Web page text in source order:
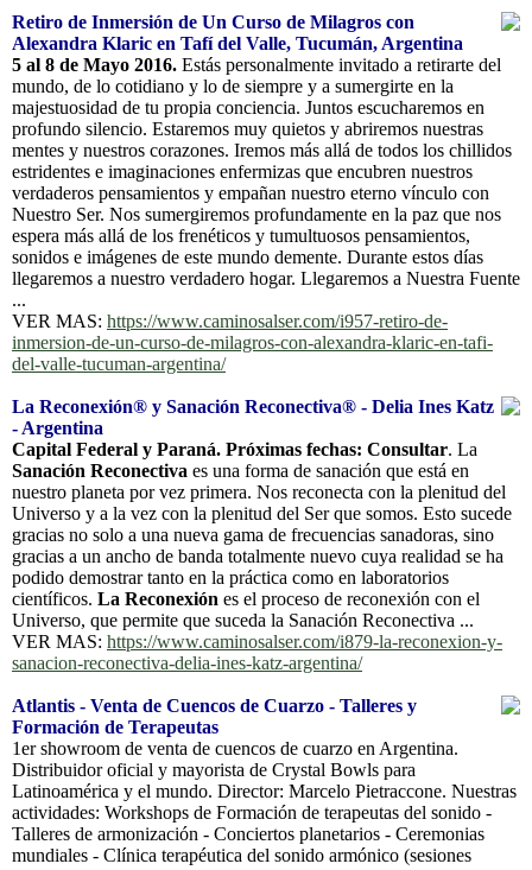
Retiro de Inmersión de Un Curso de Milagros con
Alexandra Klaric en Tafí del Valle, Tucumán, Argentina
5 al 8 de Mayo 2016. Estás personalmente invitado a retirarte del
mundo, de lo cotidiano y lo de siempre y a sumergirte en la
majestuosidad de tu propia conciencia. Juntos escucharemos en
profundo silencio. Estaremos muy quietos y abriremos nuestras
mentes y nuestros corazones. Iremos más allá de todos los chillidos
estridentes e imaginaciones enfermizas que encubren nuestros
verdaderos pensamientos y empañan nuestro eterno vínculo con
Nuestro Ser. Nos sumergiremos profundamente en la paz que nos
espera más allá de los frenéticos y tumultuosos pensamientos,
sonidos e imágenes de este mundo demente. Durante estos días
llegaremos a nuestro verdadero hogar. Llegaremos a Nuestra Fuente
...
VER MAS: https://www.caminosalser.com/i957-retiro-de-
inmersion-de-un-curso-de-milagros-con-alexandra-klaric-en-tafi-
del-valle-tucuman-argentina/
La Reconexión® y Sanación Reconectiva® - Delia Ines Katz
- Argentina
Capital Federal y Paraná. Próximas fechas: Consultar. La
Sanación Reconectiva es una forma de sanación que está en
nuestro planeta por vez primera. Nos reconecta con la plenitud del
Universo y a la vez con la plenitud del Ser que somos. Esto sucede
gracias no solo a una nueva gama de frecuencias sanadoras, sino
gracias a un ancho de banda totalmente nuevo cuya realidad se ha
podido demostrar tanto en la práctica como en laboratorios
científicos. La Reconexión es el proceso de reconexión con el
Universo, que permite que suceda la Sanación Reconectiva ...
VER MAS: https://www.caminosalser.com/i879-la-reconexion-y-
sanacion-reconectiva-delia-ines-katz-argentina/
Atlantis - Venta de Cuencos de Cuarzo - Talleres y
Formación de Terapeutas
1er showroom de venta de cuencos de cuarzo en Argentina.
Distribuidor oficial y mayorista de Crystal Bowls para
Latinoamérica y el mundo. Director: Marcelo Pietraccone. Nuestras
actividades: Workshops de Formación de terapeutas del sonido -
Talleres de armonización - Conciertos planetarios - Ceremonias
mundiales - Clínica terapéutica del sonido armónico (sesiones